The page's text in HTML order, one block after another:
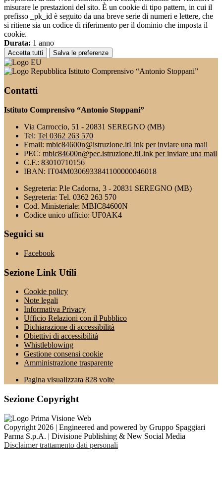
misurare le prestazioni del sito. È un cookie di tipo pattern, in cui il
prefisso _pk_id è seguito da una breve serie di numeri e lettere, che
si ritiene sia un codice di riferimento per il dominio che imposta il
cookie.
Durata: 1 anno
Accetta tutti Salva le preferenze
Istituto Comprensivo “Antonio Stoppani”
Contatti
Istituto Comprensivo “Antonio Stoppani”
Via Carroccio, 51 - 20831 SEREGNO (MB)
Tel: Tel 0362 263 570
Email: mbic84600n@istruzione.itLink per inviare una mail
PEC: mbic84600n@pec.istruzione.itLink per inviare una mail
C.F.: 83010710156
IBAN: IT04M0306933841100000046018
Segreteria: P.le Cadorna, 3 - 20831 SEREGNO (MB)
Segreteria: Tel. 0362 263 570
Cod. Ministeriale: MBIC84600N
Codice unico ufficio: UF0AK4
Seguici su
Facebook
Sezione Link Utili
Cookie policy
Note legali
Informativa Privacy
Ufficio Relazioni con il Pubblico
Dichiarazione di accessibilità
Obiettivi di accessibilità
Whistleblowing
Gestione consensi cookie
Amministrazione trasparente
Pagina visualizzata 828 volte
Sezione Copyright
Copyright 2026 | Engineered and powered by Gruppo Spaggiari
Parma S.p.A. | Divisione Publishing & New Social Media
Disclaimer trattamento dati personali